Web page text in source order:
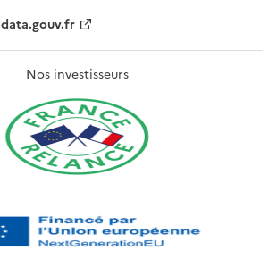
data.gouv.fr
Nos investisseurs